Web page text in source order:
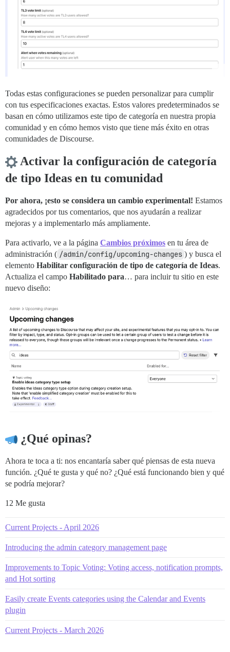
Todas estas configuraciones se pueden personalizar para cumplir
con tus especificaciones exactas. Estos valores predeterminados se
basan en cómo utilizamos este tipo de categoría en nuestra propia
comunidad y en cómo hemos visto que tiene más éxito en otras
comunidades de Discourse.
Activar la configuración de categoría
de tipo Ideas en tu comunidad
Por ahora, ¡esto se considera un cambio experimental! Estamos
agradecidos por tus comentarios, que nos ayudarán a realizar
mejoras y a implementarlo más ampliamente.
Para activarlo, ve a la página Cambios próximos en tu área de
administración ( /admin/config/upcoming-changes ) y busca el
elemento Habilitar configuración de tipo de categoría de Ideas.
Actualiza el campo Habilitado para… para incluir tu sitio en este
nuevo diseño:
¿Qué opinas?
Ahora te toca a ti: nos encantaría saber qué piensas de esta nueva
función. ¿Qué te gusta y qué no? ¿Qué está funcionando bien y qué
se podría mejorar?
12 Me gusta
Current Projects - April 2026
Introducing the admin category management page
Improvements to Topic Voting: Voting access, notification prompts,
and Hot sorting
Easily create Events categories using the Calendar and Events
plugin
Current Projects - March 2026